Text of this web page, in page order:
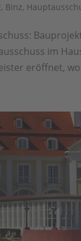
, Binz,
im
eröffnet,